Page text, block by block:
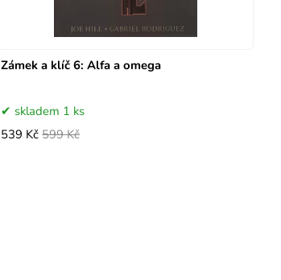
Zámek a klíč 6: Alfa a omega
skladem 1 ks
539 Kč 599 Kč